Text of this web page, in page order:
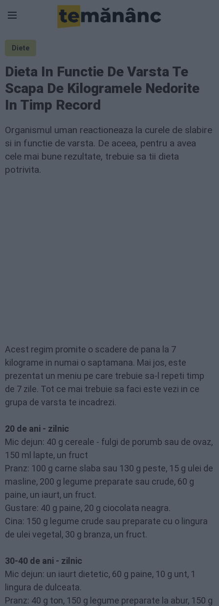
Diete
Dieta In Functie De Varsta Te
Scapa De Kilogramele Nedorite
In Timp Record
Organismul uman reactioneaza la curele de slabire
si in functie de varsta. De aceea, pentru a avea
cele mai bune rezultate, trebuie sa tii dieta
potrivita.
Acest regim promite o scadere de pana la 7
kilograme in numai o saptamana. Mai jos, este
prezentat un meniu pe care trebuie sa-l repeti timp
de 7 zile. Tot ce mai trebuie sa faci este vezi in ce
grupa de varsta te incadrezi.
20 de ani - zilnic
Mic dejun: 40 g cereale - fulgi de porumb sau de ovaz,
150 ml lapte, un fruct
Pranz: 100 g carne slaba sau 130 g peste, 15 g ulei de
masline, 200 g legume preparate sau crude, 60 g
paine, un iaurt, un fruct.
Gustare: 40 g paine, 20 g ciocolata neagra.
Cina: 150 g legume crude sau preparate cu o lingura
de ulei vegetal, 30 g branza, un fruct.
30-40 de ani - zilnic
Mic dejun: un iaurt dietetic, 60 g paine, 10 g unt, 1
lingura de dulceata.
Pranz: 40 g ton, 150 g legume preparate la abur, 150 g